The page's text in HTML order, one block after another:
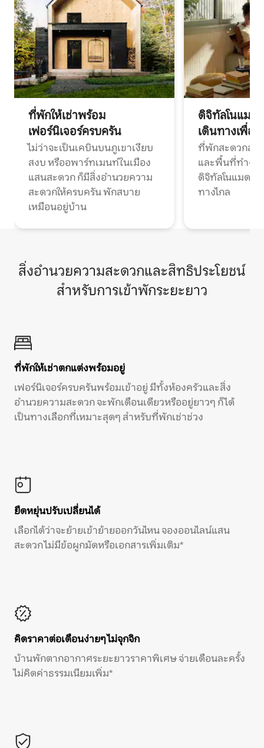
ที่พักให้เช่าพร้อม
เฟอร์นิเจอร์ครบครัน
ไม่ว่าจะเป็นเคบินบนภูเขาเงียบ
สงบ หรืออพาร์ทเมนท์ในเมือง
แสนสะดวก ก็มีสิ่งอำนวยความ
สะดวกให้ครบครัน พักสบาย
เหมือนอยู่บ้าน
ดิจิทัลโนแมด
เดินทางเพื่อ
ที่พักสะดวกสบ
และพื้นที่ทำงา
ดิจิทัลโนแมดแ
ทางไกล
สิ่งอำนวยความสะดวกและสิทธิประโยชน์
สำหรับการเข้าพักระยะยาว
ที่พักให้เช่าตกแต่งพร้อมอยู่
เฟอร์นิเจอร์ครบครันพร้อมเข้าอยู่ มีทั้งห้องครัวและสิ่ง
อำนวยความสะดวก จะพักเดือนเดียวหรืออยู่ยาวๆ ก็ได้
เป็นทางเลือกที่เหมาะสุดๆ สำหรับที่พักเช่าช่วง
ยืดหยุ่นปรับเปลี่ยนได้
เลือกได้ว่าจะย้ายเข้าย้ายออกวันไหน จองออนไลน์แสน
สะดวก ไม่มีข้อผูกมัดหรือเอกสารเพิ่มเติม*
คิดราคาต่อเดือนง่ายๆ ไม่จุกจิก
บ้านพักตากอากาศระยะยาวราคาพิเศษ จ่ายเดือนละครั้ง
ไม่คิดค่าธรรมเนียมเพิ่ม*